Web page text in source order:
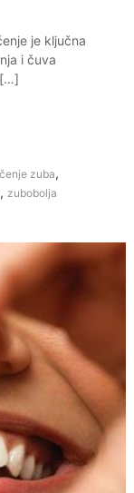
je ključna
i čuva
[…]
zuba,
, zubobolja